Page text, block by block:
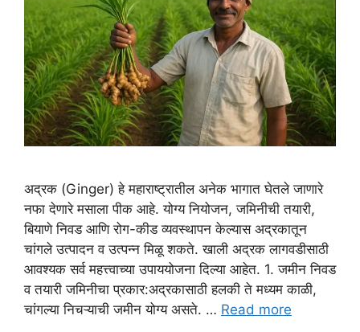
अद्रक (Ginger) हे महाराष्ट्रातील अनेक भागात घेतले जाणारे
नफा देणारे मसाला पीक आहे. योग्य नियोजन, जमिनीची तयारी,
बियाणे निवड आणि रोग-कीड व्यवस्थापन केल्यास अद्रकातून
चांगले उत्पादन व उत्पन्न मिळू शकते. खाली अद्रक लागवडीसाठी
आवश्यक सर्व महत्त्वाच्या उपाययोजना दिल्या आहेत. 1. जमीन निवड
व तयारी जमिनीचा प्रकार:अद्रकासाठी हलकी ते मध्यम काळी,
चांगल्या निचऱ्याची जमीन योग्य असते. … Read more